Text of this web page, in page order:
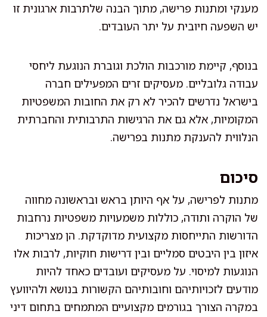
מענקי ומתנות פרישה, מתוך הבנה שלתרבות ארגונית זו
יש השפעה חיובית על יתר העובדים.
בנוסף, קיימת מורכבות הולכת וגוברת הנוגעת ליחסי
עבודה גלובליים. מעסיקים זרים המפעילים חברה
בישראל נדרשים להכיר לא רק את החובות המשפטיות
המקומיות, אלא גם את הרגישות התרבותית והחברתית
הנלווית להענקת מתנות בפרישה.
סיכום
מתנות לפרישה, על אף היותן בראש ובראשונה מחווה
של הוקרה ותודה, כוללות משמעויות משפטיות נרחבות
הדורשות התייחסות מקצועית מדוקדקת. הן מצריכות
איזון בין היבטים סמליים ובין דרישות חוקיות, לרבות אלו
הנוגעות למיסוי. על מעסיקים ועובדים כאחד להיות
מודעים לזכויותיהם וחובותיהם הקשורות בנושא ולהיוועץ
במקרה הצורך בגורמים מקצועיים המתמחים בתחום דיני